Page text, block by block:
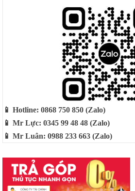
📱 Hotline: 0868 750 850 (Zalo)
📱 Mr Lực: 0345 99 48 48 (Zalo)
📱 Mr Luân: 0988 233 663 (Zalo)